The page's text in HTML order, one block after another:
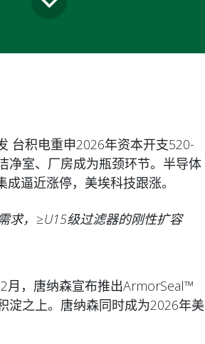
台积电重申2026年资本开支520-
净室、厂房成为瓶颈环节。半导体
逼近涨停，美埃科技跟涨。
求，≥U15级过滤器的刚性扩容
月，唐纳森宣布推出ArmorSeal™
淀之上。唐纳森同时成为2026年美